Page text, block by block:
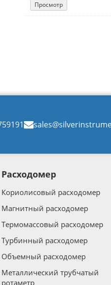
Просмотр
Расходомер
Кориолисовый расходомер
Магнитный расходомер
Термомассовый расходомер
Турбинный расходомер
Объемный расходомер
Металлический трубчатый
ротаметр